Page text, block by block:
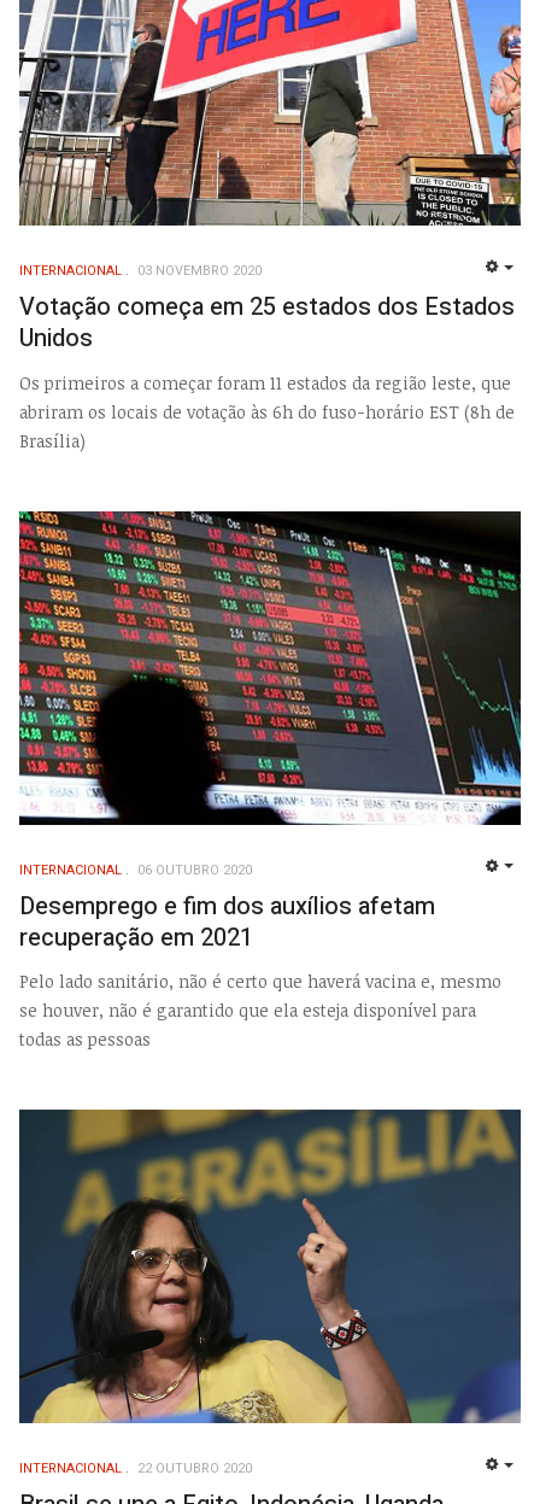
INTERNACIONAL 03 NOVEMBRO 2020
Votação começa em 25 estados dos Estados
Unidos
Os primeiros a começar foram 11 estados da região leste, que
abriram os locais de votação às 6h do fuso-horário EST (8h de
Brasília)
INTERNACIONAL 06 OUTUBRO 2020
Desemprego e fim dos auxílios afetam
recuperação em 2021
Pelo lado sanitário, não é certo que haverá vacina e, mesmo
se houver, não é garantido que ela esteja disponível para
todas as pessoas
INTERNACIONAL 22 OUTUBRO 2020